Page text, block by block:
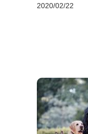
2020/02/22